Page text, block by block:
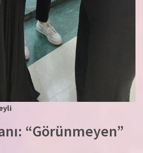
“Görünmeyen”